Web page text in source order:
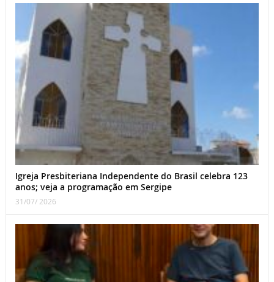
Igreja Presbiteriana Independente do Brasil celebra 123
anos; veja a programação em Sergipe
31/07/ 2026